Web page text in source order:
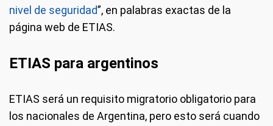
nivel de seguridad”, en palabras exactas de la
página web de ETIAS.
ETIAS para argentinos
ETIAS será un requisito migratorio obligatorio para
los nacionales de Argentina, pero esto será cuando